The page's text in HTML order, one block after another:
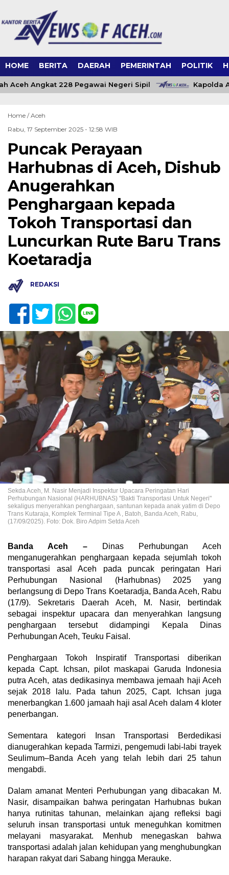
HOME BERITA DAERAH PEMERINTAH POLITIK
Aceh Angkat 228 Pegawai Negeri Sipil Kapolda
Home /Aceh
Rabu, 17 September 2025 - 12:58 WIB
Puncak Perayaan
Harhubnas di Aceh, Dishub
Anugerahkan
Penghargaan kepada
Tokoh Transportasi dan
Luncurkan Rute Baru Trans
Koetaradja
REDAKSI
Sekda Aceh, M. Nasir Menjadi Inspektur Upacara Peringatan Hari
Perhubungan Nasional (HARHUBNAS) "Bakti Transportasi Untuk Negeri"
sekaligus menyerahkan penghargaan, santunan kepada anak yatim di Depo
Trans Kutaraja, Komplek Terminal Tipe A , Batoh, Banda Aceh, Rabu,
(17/09/2025). Foto: Dok. Biro Adpim Setda Aceh
Banda Aceh – Dinas Perhubungan Aceh
menganugerahkan penghargaan kepada sejumlah tokoh
transportasi asal Aceh pada puncak peringatan Hari
Perhubungan Nasional (Harhubnas) 2025 yang
berlangsung di Depo Trans Koetaradja, Banda Aceh, Rabu
(17/9). Sekretaris Daerah Aceh, M. Nasir, bertindak
sebagai inspektur upacara dan menyerahkan langsung
penghargaan tersebut didampingi Kepala Dinas
Perhubungan Aceh, Teuku Faisal.
Penghargaan Tokoh Inspiratif Transportasi diberikan
kepada Capt. Ichsan, pilot maskapai Garuda Indonesia
putra Aceh, atas dedikasinya membawa jemaah haji Aceh
sejak 2018 lalu. Pada tahun 2025, Capt. Ichsan juga
menerbangkan 1.600 jamaah haji asal Aceh dalam 4 kloter
penerbangan.
Sementara kategori Insan Transportasi Berdedikasi
dianugerahkan kepada Tarmizi, pengemudi labi-labi trayek
Seulimum–Banda Aceh yang telah lebih dari 25 tahun
mengabdi.
Dalam amanat Menteri Perhubungan yang dibacakan M.
Nasir, disampaikan bahwa peringatan Harhubnas bukan
hanya rutinitas tahunan, melainkan ajang refleksi bagi
seluruh insan transportasi untuk meneguhkan komitmen
melayani masyarakat. Menhub menegaskan bahwa
transportasi adalah jalan kehidupan yang menghubungkan
harapan rakyat dari Sabang hingga Merauke.